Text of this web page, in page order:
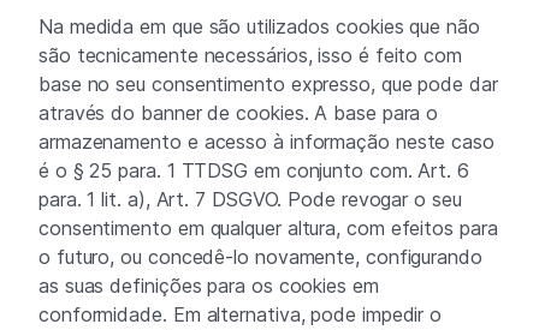
Na medida em que são utilizados cookies que não
são tecnicamente necessários, isso é feito com
base no seu consentimento expresso, que pode dar
através do banner de cookies. A base para o
armazenamento e acesso à informação neste caso
é o § 25 para. 1 TTDSG em conjunto com. Art. 6
para. 1 lit. a), Art. 7 DSGVO. Pode revogar o seu
consentimento em qualquer altura, com efeitos para
o futuro, ou concedê-lo novamente, configurando
as suas definições para os cookies em
conformidade. Em alternativa, pode impedir o